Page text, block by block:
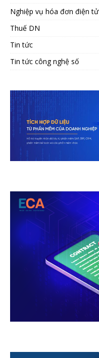
Nghiệp vụ hóa đơn điện tử
Thuế DN
Tin tức
Tin tức công nghệ số